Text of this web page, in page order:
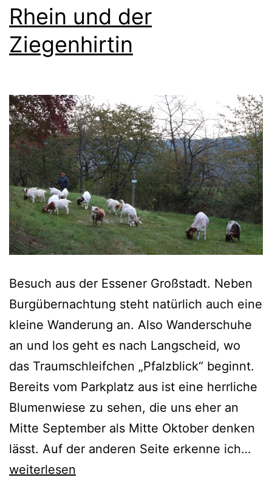
Rhein und der
Ziegenhirtin
Besuch aus der Essener Großstadt. Neben
Burgübernachtung steht natürlich auch eine
kleine Wanderung an. Also Wanderschuhe
an und los geht es nach Langscheid, wo
das Traumschleifchen „Pfalzblick“ beginnt.
Bereits vom Parkplatz aus ist eine herrliche
Blumenwiese zu sehen, die uns eher an
Mitte September als Mitte Oktober denken
lässt. Auf der anderen Seite erkenne ich…
weiterlesen